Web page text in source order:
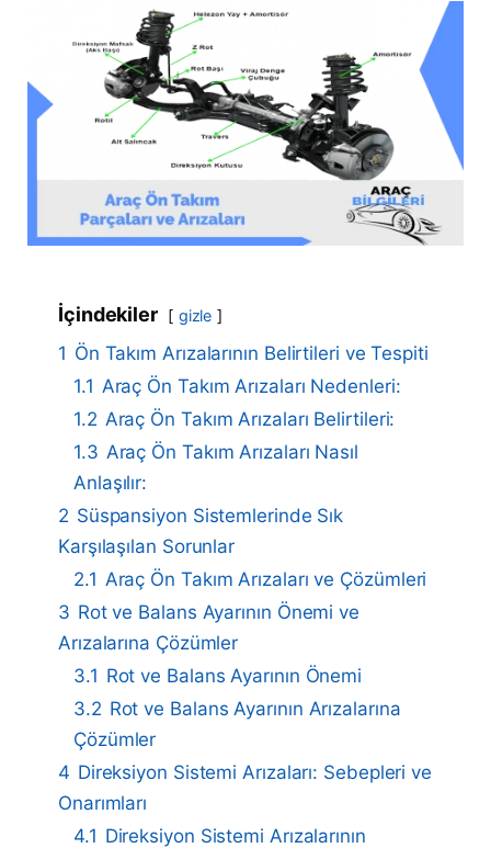
İçindekiler gizle
1 Ön Takım Arızalarının Belirtileri ve Tespiti
1.1 Araç Ön Takım Arızaları Nedenleri:
1.2 Araç Ön Takım Arızaları Belirtileri:
1.3 Araç Ön Takım Arızaları Nasıl
Anlaşılır:
2 Süspansiyon Sistemlerinde Sık
Karşılaşılan Sorunlar
2.1 Araç Ön Takım Arızaları ve Çözümleri
3 Rot ve Balans Ayarının Önemi ve
Arızalarına Çözümler
3.1 Rot ve Balans Ayarının Önemi
3.2 Rot ve Balans Ayarının Arızalarına
Çözümler
4 Direksiyon Sistemi Arızaları: Sebepleri ve
Onarımları
4.1 Direksiyon Sistemi Arızalarının